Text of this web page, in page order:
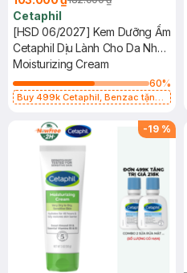
Cetaphil
[HSD 06/2027] Kem Dưỡng Ẩm
Cetaphil Dịu Lành Cho Da Nhạy
Cảm 50g
Moisturizing Cream
60%
Buy 499k Cetaphil, Benzac tặng
-19 %